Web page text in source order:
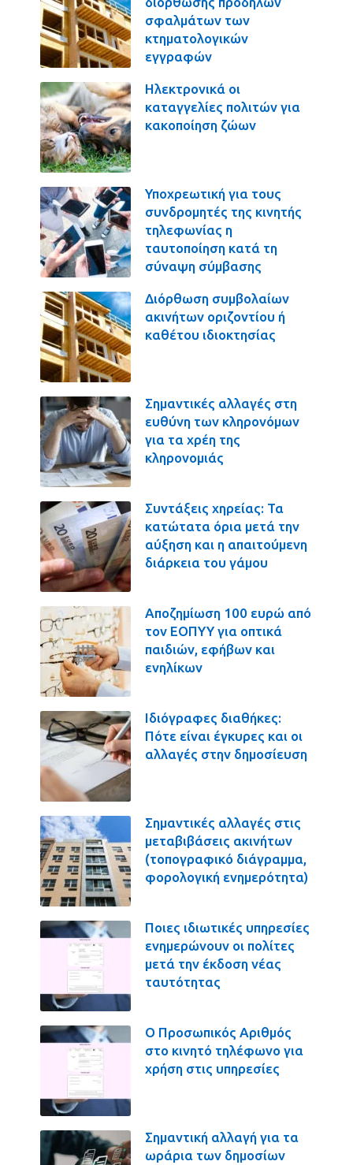
σφαλμάτων των
κτηματολογικών
εγγραφών
Ηλεκτρονικά οι
καταγγελίες πολιτών για
κακοποίηση ζώων
Υποχρεωτική για τους
συνδρομητές της κινητής
τηλεφωνίας η
ταυτοποίηση κατά τη
σύναψη σύμβασης
Διόρθωση συμβολαίων
ακινήτων οριζοντίου ή
καθέτου ιδιοκτησίας
Σημαντικές αλλαγές στη
ευθύνη των κληρονόμων
για τα χρέη της
κληρονομιάς
Συντάξεις χηρείας: Τα
κατώτατα όρια μετά την
αύξηση και η απαιτούμενη
διάρκεια του γάμου
Αποζημίωση 100 ευρώ από
τον ΕΟΠΥΥ για οπτικά
παιδιών, εφήβων και
ενηλίκων
Ιδιόγραφες διαθήκες:
Πότε είναι έγκυρες και οι
αλλαγές στην δημοσίευση
Σημαντικές αλλαγές στις
μεταβιβάσεις ακινήτων
(τοπογραφικό διάγραμμα,
φορολογική ενημερότητα)
Ποιες ιδιωτικές υπηρεσίες
ενημερώνουν οι πολίτες
μετά την έκδοση νέας
ταυτότητας
Ο Προσωπικός Αριθμός
στο κινητό τηλέφωνο για
χρήση στις υπηρεσίες
Σημαντική αλλαγή για τα
ωράρια των δημοσίων